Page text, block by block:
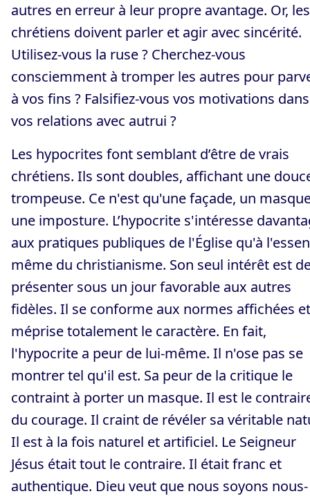
autres en erreur à leur propre avantage. Or, les
chrétiens doivent parler et agir avec sincérité.
Utilisez-vous la ruse ? Cherchez-vous
consciemment à tromper les autres pour
à vos fins ? Falsifiez-vous vos motivations dans
vos relations avec autrui ?
Les hypocrites font semblant d’être de vrais
chrétiens. Ils sont doubles, affichant une
trompeuse. Ce n'est qu'une façade, un
une imposture. L’hypocrite s'intéresse
aux pratiques publiques de l'Église qu'à
même du christianisme. Son seul intérêt est
présenter sous un jour favorable aux autres
fidèles. Il se conforme aux normes affichées
méprise totalement le caractère. En fait,
l'hypocrite a peur de lui-même. Il n'ose pas se
montrer tel qu'il est. Sa peur de la critique le
contraint à porter un masque. Il est le
du courage. Il craint de révéler sa véritable
Il est à la fois naturel et artificiel. Le Seigneur
Jésus était tout le contraire. Il était franc et
authentique. Dieu veut que nous soyons nous-